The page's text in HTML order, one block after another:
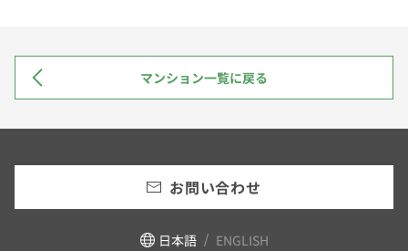
マンション一覧に戻る
お問い合わせ
日本語 ENGLISH